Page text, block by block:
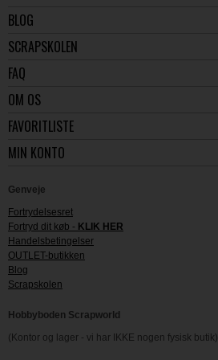
BLOG
SCRAPSKOLEN
FAQ
OM OS
FAVORITLISTE
MIN KONTO
Genveje
Fortrydelsesret
Fortryd dit køb - KLIK HER
Handelsbetingelser
OUTLET-butikken
Blog
Scrapskolen
Hobbyboden Scrapworld
(Kontor og lager - vi har IKKE nogen fysisk butik)